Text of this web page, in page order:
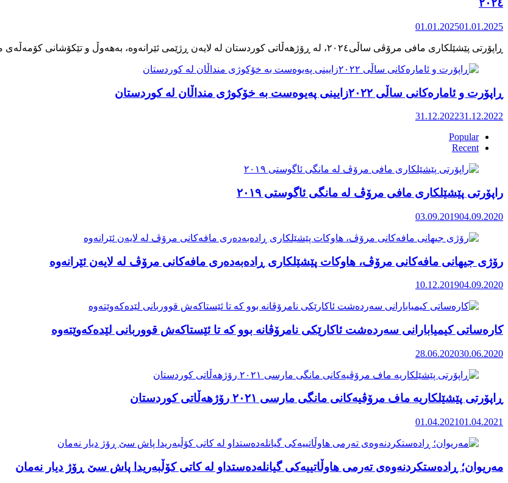
٢٠٢٤
01.01.202501.01.2025
ڕاپۆرت و ئامارەکانی ساڵی ٢٠٢٢زایینی پەیوەست بە خۆکوژی منداڵان لە کوردستان
31.12.202231.12.2022
Popular
Recent
راپۆرتی پێشێلكاری مافی مرۆڤ له‌ مانگی ئاگوستی ٢٠١٩
03.09.201904.09.2020
رۆژی جیهانی مافەکانی مرۆڤ، هاوکات پێشێلکاری ڕادەبەدەری مافەکانی مرۆڤ لە لایەن ئێرانەوە
10.12.201904.09.2020
کارەساتی کیمیابارانی سەردەشت ئاکارێکی نامرۆڤانە بوو کە تا ئێستاکەش قووربانی لێدەکەوێتەوە
28.06.202030.06.2020
ڕاپۆرتی پێشێلکاریە ماف مرۆڤیەکانی مانگی مارسی ٢٠٢١ رۆژهەڵاتی کوردستان
01.04.202101.04.2021
مەریوان؛ ڕادەستکردنەوەی تەرمی هاوڵاتییەکی گیانلەدەستداو لە کاتی کۆڵبەریدا پاش سێ ڕۆژ دیار نەمان